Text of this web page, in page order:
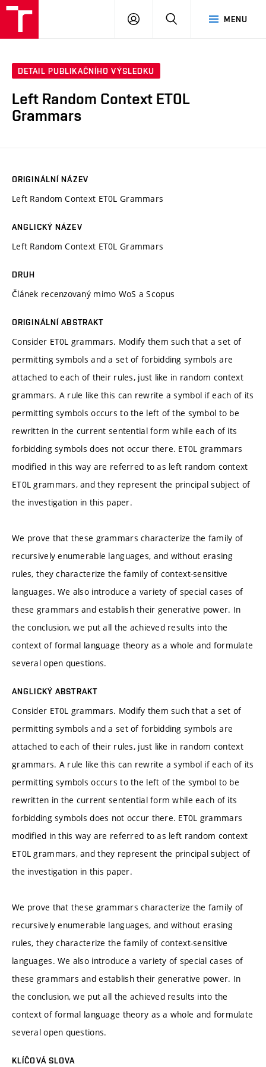
MENU
PŘIHLÁSIT
DETAIL PUBLIKAČNÍHO VÝSLEDKU
Left Random Context ET0L
Grammars
ORIGINÁLNÍ NÁZEV
Left Random Context ET0L Grammars
ANGLICKÝ NÁZEV
Left Random Context ET0L Grammars
DRUH
Článek recenzovaný mimo WoS a Scopus
ORIGINÁLNÍ ABSTRAKT
Consider ET0L grammars. Modify them such that a set of
permitting symbols and a set of forbidding symbols are
attached to each of their rules, just like in random context
grammars. A rule like this can rewrite a symbol if each of its
permitting symbols occurs to the left of the symbol to be
rewritten in the current sentential form while each of its
forbidding symbols does not occur there. ET0L grammars
modified in this way are referred to as left random context
ET0L grammars, and they represent the principal subject of
the investigation in this paper.
We prove that these grammars characterize the family of
recursively enumerable languages, and without erasing
rules, they characterize the family of context-sensitive
languages. We also introduce a variety of special cases of
these grammars and establish their generative power. In
the conclusion, we put all the achieved results into the
context of formal language theory as a whole and formulate
several open questions.
ANGLICKÝ ABSTRAKT
Consider ET0L grammars. Modify them such that a set of
permitting symbols and a set of forbidding symbols are
attached to each of their rules, just like in random context
grammars. A rule like this can rewrite a symbol if each of its
permitting symbols occurs to the left of the symbol to be
rewritten in the current sentential form while each of its
forbidding symbols does not occur there. ET0L grammars
modified in this way are referred to as left random context
ET0L grammars, and they represent the principal subject of
the investigation in this paper.
We prove that these grammars characterize the family of
recursively enumerable languages, and without erasing
rules, they characterize the family of context-sensitive
languages. We also introduce a variety of special cases of
these grammars and establish their generative power. In
the conclusion, we put all the achieved results into the
context of formal language theory as a whole and formulate
several open questions.
KLÍČOVÁ SLOVA